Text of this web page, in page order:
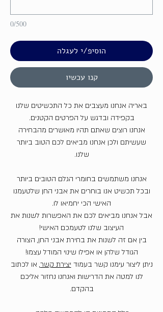
0/500
הוסיפ/י לעגלה
קנו עכשיו
באריה אנחנו מעצבים את כל התכשיטים שלנו
בקפידה ובדגש על הפרטים הקטנים.
אנחנו רוצים שאתם תהיו מאושרים מהבחירה
שעשיתם ולכן אנחנו מביאים לכם הטוב ביותר
שלנו.
אנחנו משתמשים בחומרי הגלם הטובים ביותר
ובכל תכשיט אנו בוחרים את אבני החן שלטעמנו
האישי הכי יחמיאו לו.
אבל אנחנו מביאים לכם את האפשרות לשנות את
העיצוב שלנו לטעמכם האישי!
בין אם זה לשנות את בחירת אבני החן, הצורה
הגודל שלהן או אפילו שינוי המודל עצמו!
ניתן ליצור עימנו קשר בעמוד יצירת קשר, או לכתוב
לנו למטה את הדרישות ואנחנו נחזור אליכם
בהקדם.